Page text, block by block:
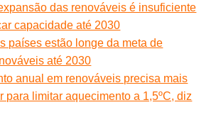
das renováveis é insuficiente
capacidade até 2030
países estão longe da meta de
até 2030
anual em renováveis precisa mais
para limitar aquecimento a 1,5ºC, diz